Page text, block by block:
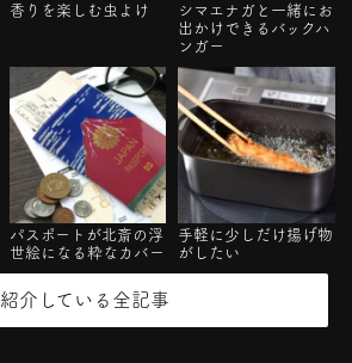
香りを楽しむ虫よけ
シマエナガと一緒にお
出かけできるバックハ
ンガー
パスポートが北斎の浮
世絵になる粋なカバー
手軽に少しだけ揚げ物
がしたい
紹介している全記事